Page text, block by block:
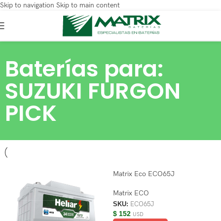
Skip to navigation Skip to main content
Baterías para:
SUZUKI FURGON
PICK
Matrix Eco ECO65J
Matrix ECO
SKU: ECO65J
$ 152 USD